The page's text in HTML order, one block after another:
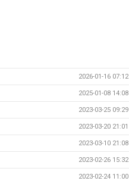
2026-01-16 07:12
2025-01-08 14:08
2023-03-25 09:29
2023-03-20 21:01
2023-03-10 21:08
2023-02-26 15:32
2023-02-24 11:00